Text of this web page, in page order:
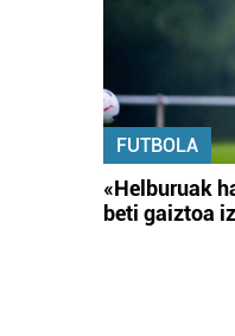
FUTBOLA
«Helburuak
beti gaiztoa